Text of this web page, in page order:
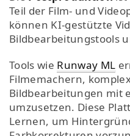
Teil der Film- und
können KI-gestützte
Bildbearbeitungstools
Tools wie Runway ML
Filmemachern,
Bildbearbeitungen mit
umzusetzen. Diese
Lernen, um